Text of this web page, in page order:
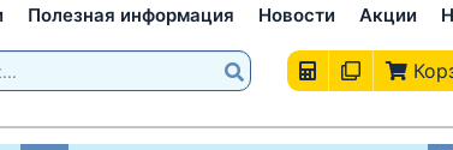
Полезная информация Новости Акции